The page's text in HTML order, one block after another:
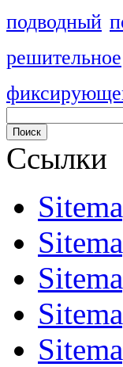
подводный
решительное
Ссылки